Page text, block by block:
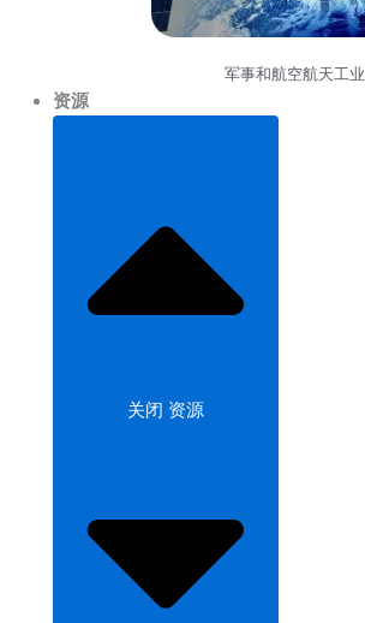
军事和航空航天工业
资源
关闭 资源